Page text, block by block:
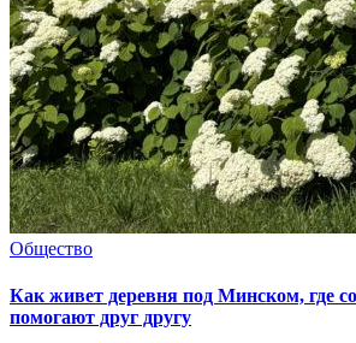
Общество
Как живет деревня под Минском, где
помогают друг другу